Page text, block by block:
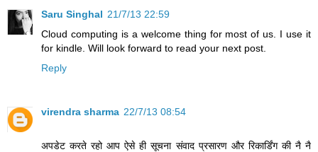
Saru Singhal 21/7/13 22:59
Cloud computing is a welcome thing for most of us. I use it
for kindle. Will look forward to read your next post.
Reply
virendra sharma 22/7/13 08:54
अपडेट करते रहो आप ऐसे ही सूचना संवाद प्रसारण और रिकार्डिंग की नै नै